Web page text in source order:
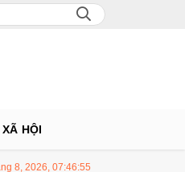
XÃ HỘI
doanh thua lỗ
8, 2026, 07:46:56